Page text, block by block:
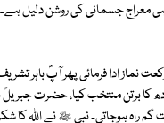
ہی معراج جسمانی کی روشن دلیل
نماز ادا فرمائی پھر آپؐ
کا برتن منتخب کیا، حضرت
ہوجاتی۔ نبی ﷺ نے اﷲ کا شکر